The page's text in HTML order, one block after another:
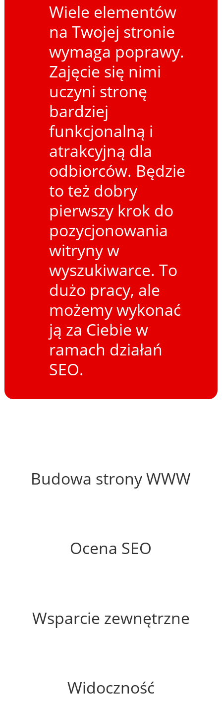
Wiele elementów
na Twojej stronie
wymaga poprawy.
Zajęcie się nimi
uczyni stronę
bardziej
funkcjonalną i
atrakcyjną dla
odbiorców. Będzie
to też dobry
pierwszy krok do
pozycjonowania
witryny w
wyszukiwarce. To
dużo pracy, ale
możemy wykonać
ją za Ciebie w
ramach działań
SEO.
Budowa strony WWW
Ocena SEO
Wsparcie zewnętrzne
Widoczność